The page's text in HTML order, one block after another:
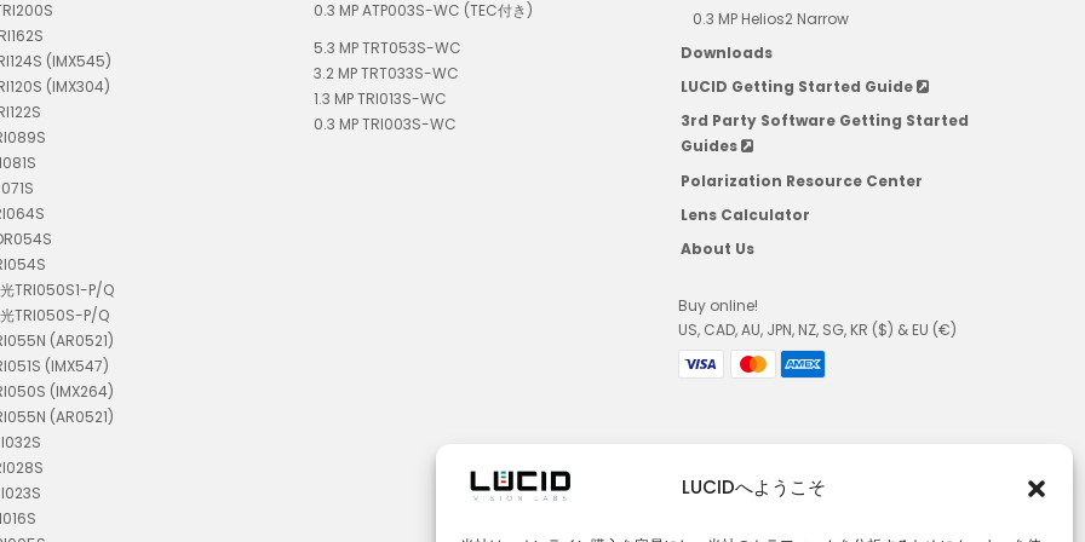
LUCIDへようこそ
(IMX545)
(IMX304)
TRI050S1-P/Q
TRI050S-P/Q
(AR0521)
(IMX547)
(IMX264)
(AR0521)
0.3 MP ATP003S-WC (TEC付き)
5.3 MP TRT053S-WC
3.2 MP TRT033S-WC
1.3 MP TRI013S-WC
0.3 MP TRI003S-WC
0.3 MP Helios2 Narrow
Downloads
LUCID Getting Started Guide
3rd Party Software Getting Started
Guides
Polarization Resource Center
Lens Calculator
About Us
Buy online!
US, CAD, AU, JPN, NZ, SG, KR ($) & EU (€)